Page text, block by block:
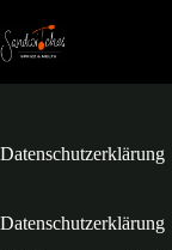
Inhalt
springen
Datenschutzerklärung
Datenschutzerklärung